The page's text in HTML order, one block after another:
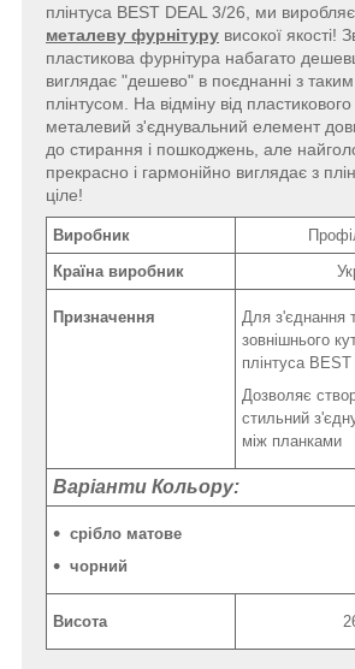
плінтуса BEST DEAL 3/26, ми
металеву фурнітуру високої якості!
пластикова фурнітура набагато
виглядає "дешево" в поєднанні з
плінтусом. На відміну від пластикового
металевий з'єднувальний елемент
до стирання і пошкоджень, але
прекрасно і гармонійно виглядає з
ціле!
Виробник
Країна виробник
Призначення
Для з'єднання
зовнішнього
плінтуса
Дозволяє
стильний
між планками
Варіанти Кольору:
срібло матове
чорний
Висота